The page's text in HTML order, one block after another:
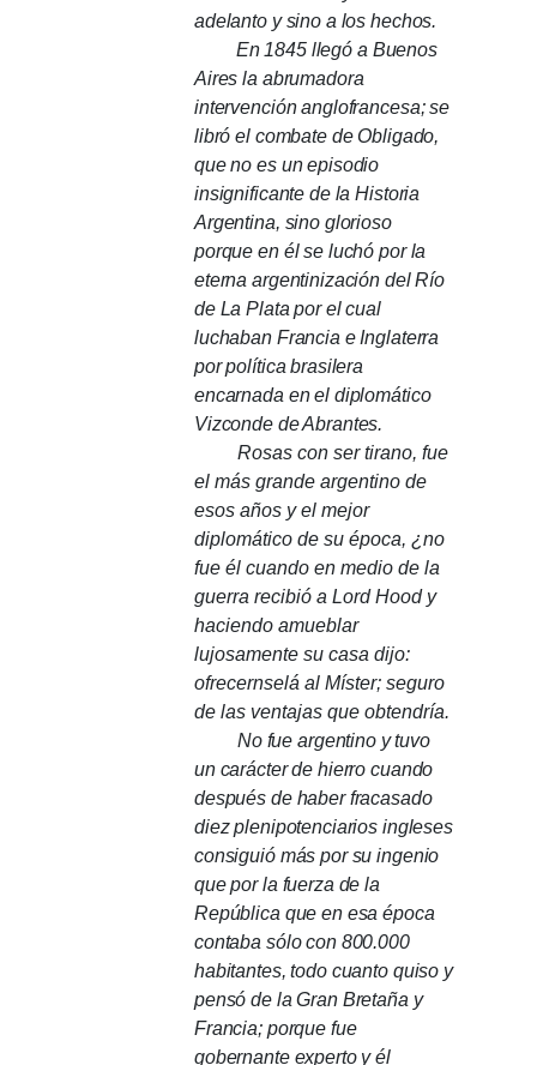
adelanto y sino a los hechos.
En 1845 llegó a Buenos
Aires la abrumadora
intervención anglofrancesa;se
libró el combate de Obligado,
que no es un episodio
insignificante de la Historia
Argentina, sino glorioso
porque en él se luchó por la
eterna argentinización del Río
de La Plata por el cual
luchaban Francia e Inglaterra
por política brasilera
encarnada en el diplomático
Vizconde de Abrantes.
Rosas con ser tirano, fue
el más grande argentino de
esos años y el mejor
diplomático de su época, ¿no
fue él cuando en medio de la
guerra recibió a Lord Hood y
haciendo amueblar
lujosamente su casa dijo:
ofrecernselá al Míster; seguro
de las ventajas que obtendría.
No fue argentino y tuvo
un carácter de hierro cuando
después de haber fracasado
diez plenipotenciarios ingleses
consiguió más por su ingenio
que por la fuerza de la
República que en esa época
contaba sólo con 800.000
habitantes, todo cuanto quiso y
pensó de la Gran Bretaña y
Francia; porque fue
gobernante experto y él